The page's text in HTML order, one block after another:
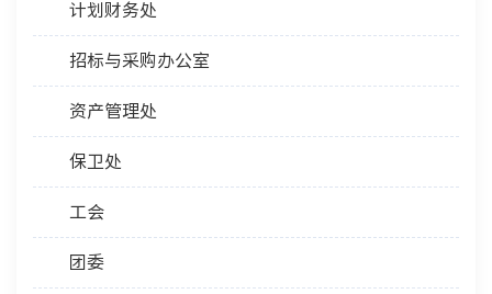
计划财务处
招标与采购办公室
资产管理处
保卫处
工会
团委